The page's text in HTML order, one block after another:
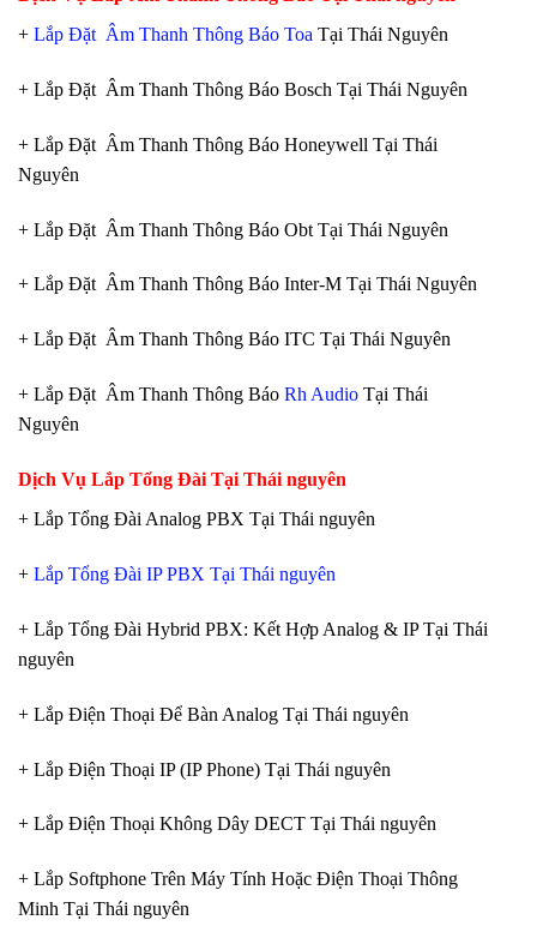
+ Lắp Đặt Âm Thanh Thông Báo Toa Tại Thái Nguyên
+ Lắp Đặt Âm Thanh Thông Báo Bosch Tại Thái Nguyên
+ Lắp Đặt Âm Thanh Thông Báo Honeywell Tại Thái
Nguyên
+ Lắp Đặt Âm Thanh Thông Báo Obt Tại Thái Nguyên
+ Lắp Đặt Âm Thanh Thông Báo Inter-M Tại Thái Nguyên
+ Lắp Đặt Âm Thanh Thông Báo ITC Tại Thái Nguyên
+ Lắp Đặt Âm Thanh Thông Báo Rh Audio Tại Thái
Nguyên
Dịch Vụ Lắp Tổng Đài Tại Thái nguyên
+ Lắp Tổng Đài Analog PBX Tại Thái nguyên
+ Lắp Tổng Đài IP PBX Tại Thái nguyên
+ Lắp Tổng Đài Hybrid PBX: Kết Hợp Analog & IP Tại Thái
nguyên
+ Lắp Điện Thoại Để Bàn Analog Tại Thái nguyên
+ Lắp Điện Thoại IP (IP Phone) Tại Thái nguyên
+ Lắp Điện Thoại Không Dây DECT Tại Thái nguyên
+ Lắp Softphone Trên Máy Tính Hoặc Điện Thoại Thông
Minh Tại Thái nguyên